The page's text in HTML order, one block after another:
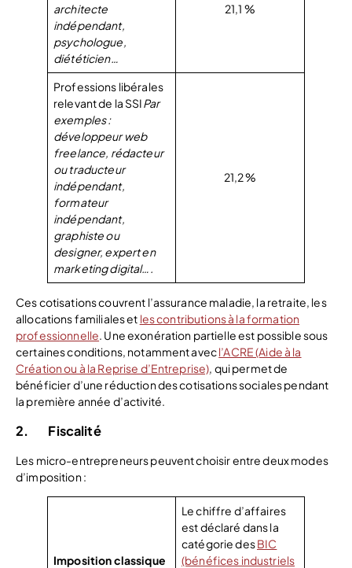
architecte
indépendant,
psychologue,
diététicien…
21,1 %
Professions libérales
relevant de la SSIPar
exemples :
développeur web
freelance, rédacteur
ou traducteur
indépendant,
formateur
indépendant,
graphiste ou
designer, expert en
marketing digital….
21,2 %
Ces cotisations couvrent l’assurance maladie, la retraite, les
allocations familiales et les contributions à la formation
professionnelle. Une exonération partielle est possible sous
certaines conditions, notamment avecl’ACRE (Aide à la
Création ou à la Reprise d’Entreprise), qui permet de
bénéficier d’une réduction des cotisations sociales pendant
la première année d’activité.
2. Fiscalité
Les micro-entrepreneurs peuvent choisir entre deux modes
d’imposition :
Imposition classique
Le chiffre d’affaires
est déclaré dans la
catégorie desBIC
(bénéfices industriels